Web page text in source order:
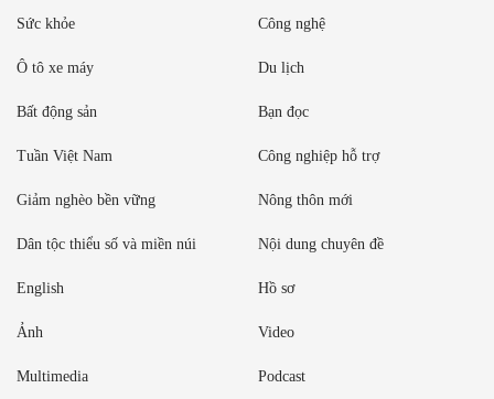
Sức khỏe Công nghệ
Ô tô xe máy Du lịch
Bất động sản Bạn đọc
Tuần Việt Nam Công nghiệp hỗ trợ
Giảm nghèo bền vững Nông thôn mới
Dân tộc thiểu số và miền núi Nội dung chuyên đề
English Hồ sơ
Ảnh Video
Multimedia Podcast